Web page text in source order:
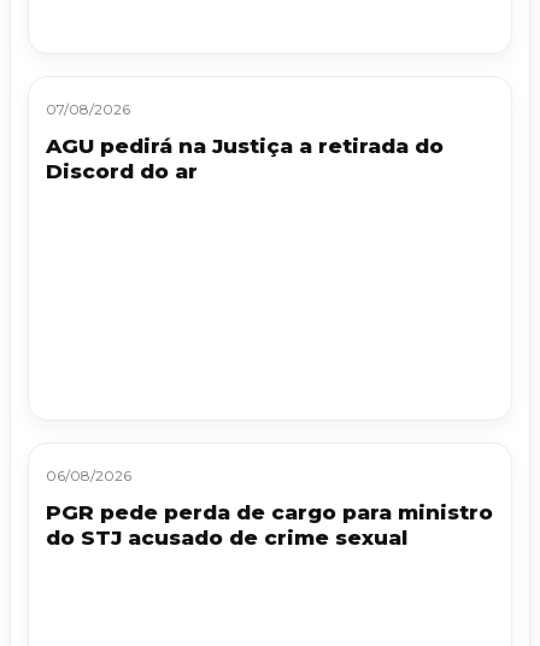
07/08/2026
AGU pedirá na Justiça a retirada do
Discord do ar
06/08/2026
PGR pede perda de cargo para ministro
do STJ acusado de crime sexual